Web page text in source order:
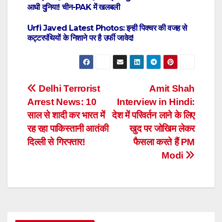
आधी दुनिया! चीन-PAK में खलबली
Urfi Javed Latest Photos: इन्ही पिक्चर की वजह से
कट्टरपंथियों के निशाने पर है उर्फी जावेद!
Post
navigation
Amit Shah
Interview in Hindi:
देश में परिवर्तन लाने के लिए
खुद पर जोखिम लेकर
फैसला करते हैं PM
Modi
Delhi Terrorist
Arrest News: 10
साल से शादी कर भारत में
रह रहा पाकिस्तानी आतंकी
दिल्ली से गिरफ्तार!